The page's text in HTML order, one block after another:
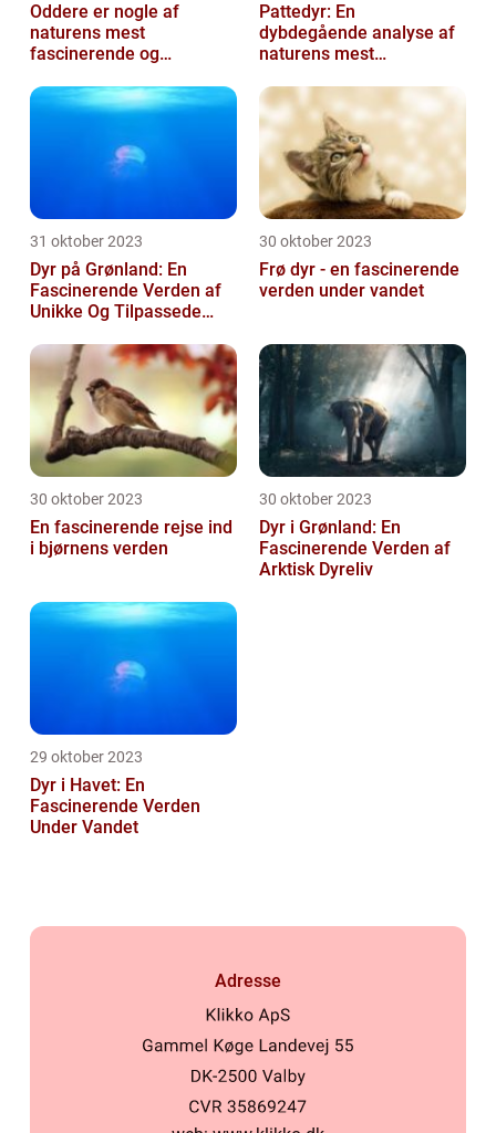
Oddere er nogle af
naturens mest
fascinerende og
Pattedyr: En
dybdegående analyse af
naturens mest
31 oktober 2023
Dyr på Grønland: En
Fascinerende Verden af
Unikke Og Tilpassede
30 oktober 2023
Frø dyr - en fascinerende
verden under vandet
30 oktober 2023
En fascinerende rejse ind
i bjørnens verden
30 oktober 2023
Dyr i Grønland: En
Fascinerende Verden af
Arktisk Dyreliv
29 oktober 2023
Dyr i Havet: En
Fascinerende Verden
Under Vandet
Adresse